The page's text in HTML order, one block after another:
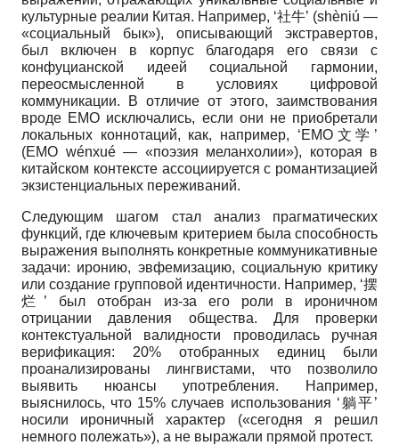
культурные реалии Китая. Например, ‘社牛’ (shèniú —
«социальный бык»), описывающий экстравертов,
был включен в корпус благодаря его связи с
конфуцианской идеей социальной гармонии,
переосмысленной в условиях цифровой
коммуникации. В отличие от этого, заимствования
вроде EMO исключались, если они не приобретали
локальных коннотаций, как, например, ‘EMO文学’
(EMO wénxué — «поэзия меланхолии»), которая в
китайском контексте ассоциируется с романтизацией
экзистенциальных переживаний.
Следующим шагом стал анализ прагматических
функций, где ключевым критерием была способность
выражения выполнять конкретные коммуникативные
задачи: иронию, эвфемизацию, социальную критику
или создание групповой идентичности. Например, ‘摆
烂’ был отобран из-за его роли в ироничном
отрицании давления общества. Для проверки
контекстуальной валидности проводилась ручная
верификация: 20% отобранных единиц были
проанализированы лингвистами, что позволило
выявить нюансы употребления. Например,
выяснилось, что 15% случаев использования ‘躺平’
носили ироничный характер («сегодня я решил
немного полежать»), а не выражали прямой протест.